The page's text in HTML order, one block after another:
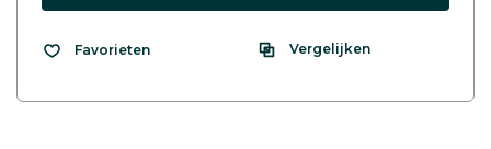
Favorieten Vergelijken